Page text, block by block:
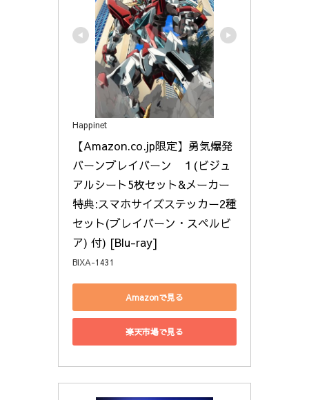
Happinet
【Amazon.co.jp限定】勇気爆発
バーンブレイバーン　１(ビジュ
アルシート5枚セット&メーカー
特典:スマホサイズステッカー2種
セット(ブレイバーン・スペルビ
ア) 付) [Blu-ray]
BIXA-1431
Amazonで見る
楽天市場で見る